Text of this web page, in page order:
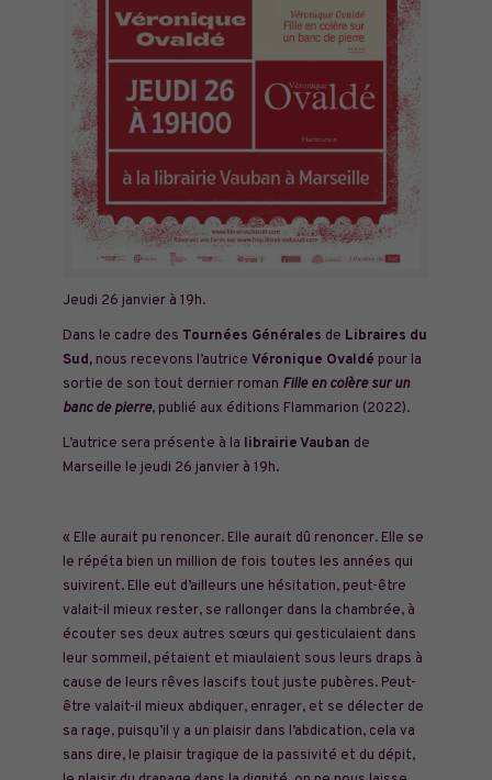
Jeudi 26 janvier à 19h.
Dans le cadre des Tournées Générales de Libraires du
Sud, nous recevons l’autrice Véronique Ovaldé pour la
sortie de son tout dernier roman Fille en colère sur un
banc de pierre, publié aux éditions Flammarion (2022).
L’autrice sera présente à la librairie Vauban de
Marseille le jeudi 26 janvier à 19h.
« Elle aurait pu renoncer. Elle aurait dû renoncer. Elle se
le répéta bien un million de fois toutes les années qui
suivirent. Elle eut d’ailleurs une hésitation, peut-être
valait-il mieux rester, se rallonger dans la chambrée, à
écouter ses deux autres sœurs qui gesticulaient dans
leur sommeil, pétaient et miaulaient sous leurs draps à
cause de leurs rêves lascifs tout juste pubères. Peut-
être valait-il mieux abdiquer, enrager, et se délecter de
sa rage, puisqu’il y a un plaisir dans l’abdication, cela va
sans dire, le plaisir tragique de la passivité et du dépit,